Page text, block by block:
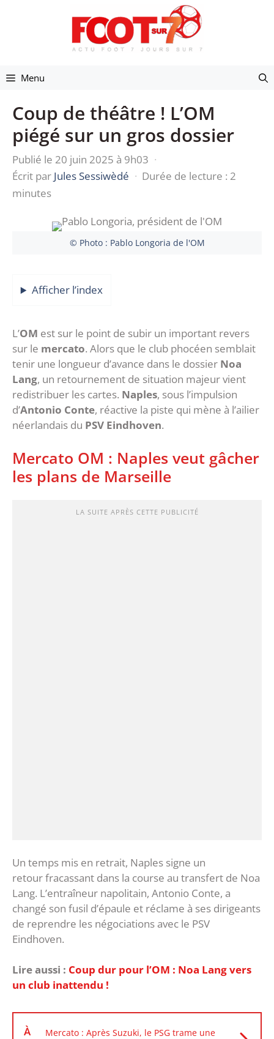
Menu
Coup de théâtre ! L’OM
piégé sur un gros dossier
Publié le 20 juin 2025 à 9h03 ·
Écrit par Jules Sessiwèdé · Durée de lecture : 2
minutes
© Photo : Pablo Longoria de l'OM
Afficher l’index
L’OM est sur le point de subir un important revers
sur le mercato. Alors que le club phocéen semblait
tenir une longueur d’avance dans le dossier Noa
Lang, un retournement de situation majeur vient
redistribuer les cartes. Naples, sous l’impulsion
d’Antonio Conte, réactive la piste qui mène à l’ailier
néerlandais du PSV Eindhoven.
Mercato OM : Naples veut gâcher
les plans de Marseille
LA SUITE APRÈS CETTE PUBLICITÉ
Un temps mis en retrait, Naples signe un
retour fracassant dans la course au transfert de Noa
Lang. L’entraîneur napolitain, Antonio Conte, a
changé son fusil d’épaule et réclame à ses dirigeants
de reprendre les négociations avec le PSV
Eindhoven.
Lire aussi : Coup dur pour l’OM : Noa Lang vers
un club inattendu !
À
Mercato : Après Suzuki, le PSG trame une